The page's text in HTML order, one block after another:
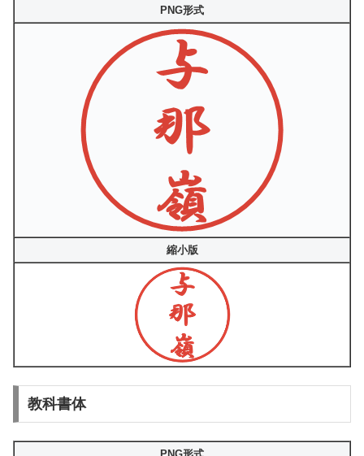
PNG形式
縮小版
教科書体